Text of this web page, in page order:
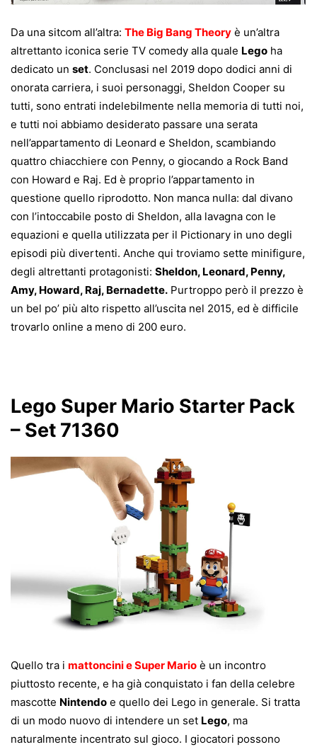
Da una sitcom all’altra: The Big Bang Theory è un’altra
altrettanto iconica serie TV comedy alla quale Lego ha
dedicato un set. Conclusasi nel 2019 dopo dodici anni di
onorata carriera, i suoi personaggi, Sheldon Cooper su
tutti, sono entrati indelebilmente nella memoria di tutti noi,
e tutti noi abbiamo desiderato passare una serata
nell’appartamento di Leonard e Sheldon, scambiando
quattro chiacchiere con Penny, o giocando a Rock Band
con Howard e Raj. Ed è proprio l’appartamento in
questione quello riprodotto. Non manca nulla: dal divano
con l’intoccabile posto di Sheldon, alla lavagna con le
equazioni e quella utilizzata per il Pictionary in uno degli
episodi più divertenti. Anche qui troviamo sette minifigure,
degli altrettanti protagonisti: Sheldon, Leonard, Penny,
Amy, Howard, Raj, Bernadette. Purtroppo però il prezzo è
un bel po’ più alto rispetto all’uscita nel 2015, ed è difficile
trovarlo online a meno di 200 euro.
Lego Super Mario Starter Pack
– Set 71360
Quello tra i mattoncini e Super Mario è un incontro
piuttosto recente, e ha già conquistato i fan della celebre
mascotte Nintendo e quello dei Lego in generale. Si tratta
di un modo nuovo di intendere un set Lego, ma
naturalmente incentrato sul gioco. I giocatori possono